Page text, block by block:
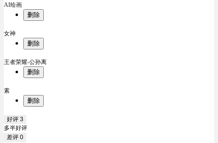
AI绘画
删除
女神
删除
王者荣耀-公孙离
删除
素
删除
好评 3
多半好评
差评 0